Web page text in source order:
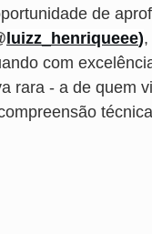
de
luizz_henriqueee)
com
rara - a de quem